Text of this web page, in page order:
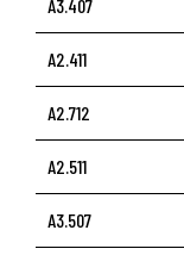
A3.407
A2.411
A2.712
A2.511
A3.507